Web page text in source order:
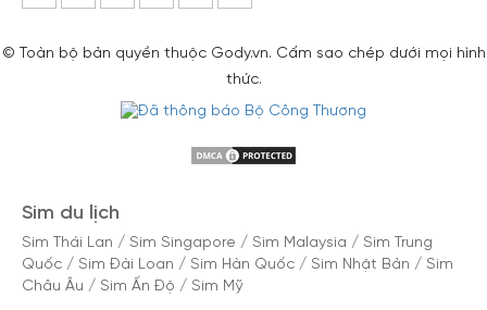
© Toàn bộ bản quyền thuộc Gody.vn. Cấm sao chép dưới mọi hình
thức.
Sim du lịch
Sim Thái Lan / Sim Singapore / Sim Malaysia / Sim Trung
Quốc / Sim Đài Loan / Sim Hàn Quốc / Sim Nhật Bản / Sim
Châu Âu / Sim Ấn Độ / Sim Mỹ